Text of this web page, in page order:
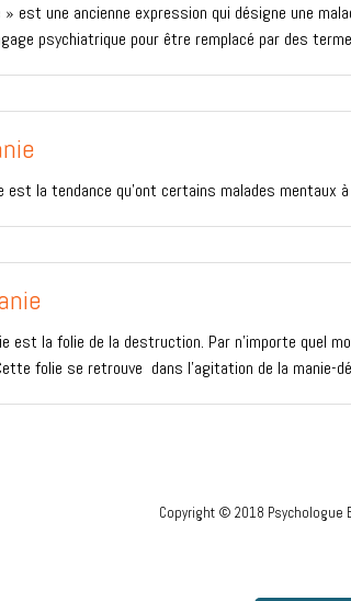
est une ancienne expression qui désigne une
psychiatrique pour être remplacé par des
est la tendance qu’ont certains malades mentaux
est la folie de la destruction. Par n’importe quel
folie se retrouve dans l’agitation de la manie-
Copyright © 2018 Psychologue